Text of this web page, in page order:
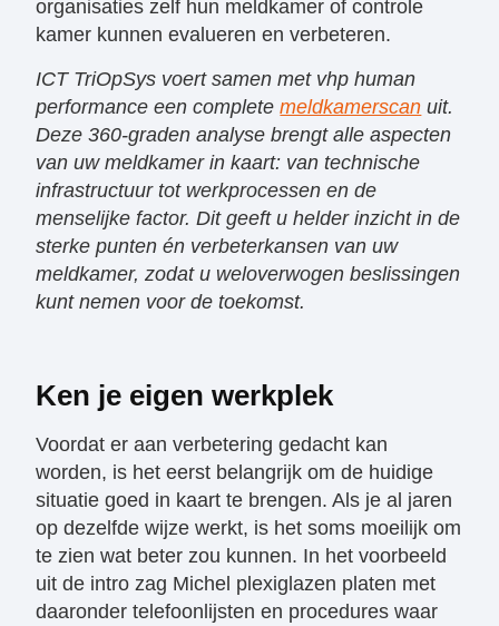
organisaties zelf hun meldkamer of controle
kamer kunnen evalueren en verbeteren.
ICT TriOpSys voert samen met vhp human
performance een completemeldkamerscan uit.
Deze 360-graden analyse brengt alle aspecten
van uw meldkamer in kaart: van technische
infrastructuur tot werkprocessen en de
menselijke factor. Dit geeft u helder inzicht in de
sterke punten én verbeterkansen van uw
meldkamer, zodat u weloverwogen beslissingen
kunt nemen voor de toekomst.
Ken je eigen werkplek
Voordat er aan verbetering gedacht kan
worden, is het eerst belangrijk om de huidige
situatie goed in kaart te brengen. Als je al jaren
op dezelfde wijze werkt, is het soms moeilijk om
te zien wat beter zou kunnen. In het voorbeeld
uit de intro zag Michel plexiglazen platen met
daaronder telefoonlijsten en procedures waar